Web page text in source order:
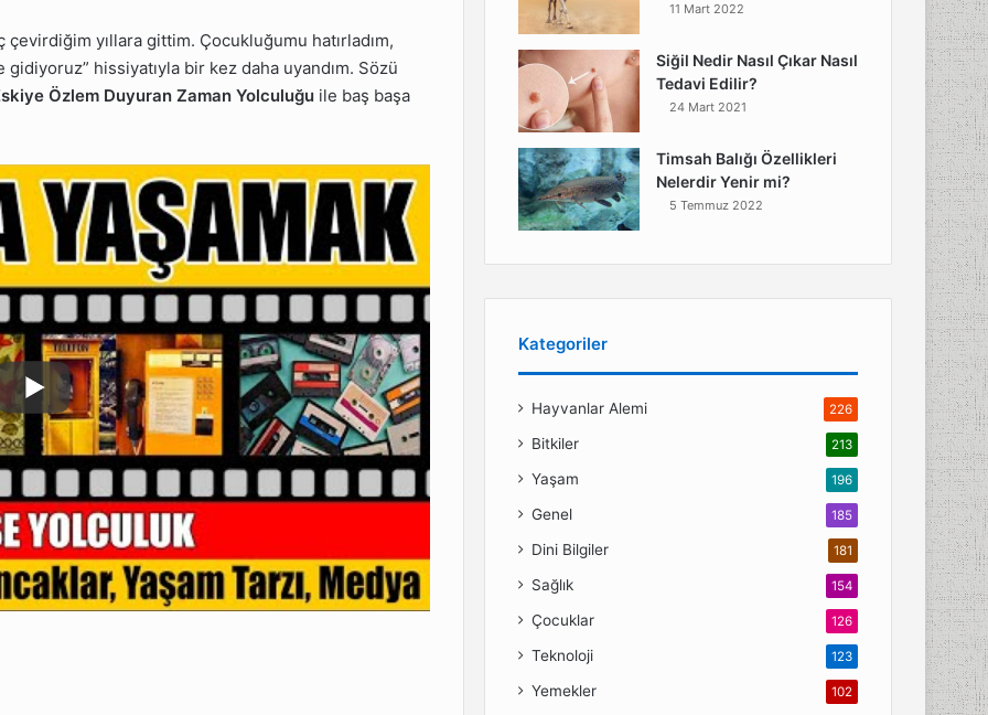
yıllara gittim. Çocukluğumu hatırladım,
gidiyoruz” hissiyatıyla bir kez daha uyandım. Sözü
Özlem Duyuran Zaman Yolculuğu ile baş başa
11 Mart 2022
Siğil Nedir Nasıl Çıkar Nasıl
Tedavi Edilir?
24 Mart 2021
Timsah Balığı Özellikleri
Nelerdir Yenir mi?
5 Temmuz 2022
Kategoriler
Hayvanlar Alemi 226
Bitkiler 213
Yaşam 196
Genel 185
Dini Bilgiler 181
Sağlık 154
Çocuklar 126
Teknoloji 123
Yemekler 102